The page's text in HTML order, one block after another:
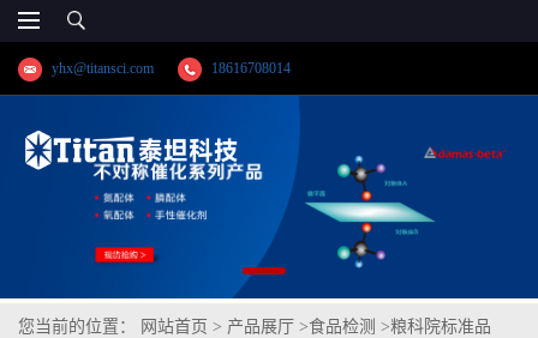
yhx@titansci.com 18616708014
您当前的位置： 网站首页 > 产品展厅 >食品检测 >粮科院标准品